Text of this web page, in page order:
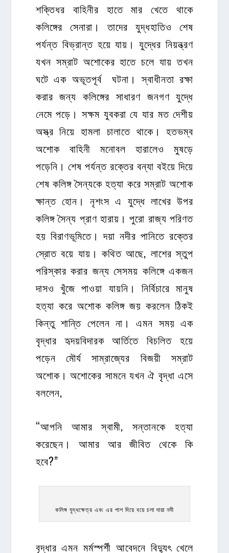
শক্তিধর বাহিনীর হাতে মার খেতে থাকে
কলিঙ্গের সেনারা। তাদের যুদ্ধহাতিও শেষ
পর্যন্ত বিভ্রান্ত হয়ে যায়। যুদ্ধের নিয়ন্ত্রণ
যখন সম্রাট অশোকের হাতে চলে যায় তখন
ঘটে এক অভূতপূর্ব ঘটনা। স্বাধীনতা রক্ষা
করার জন্য কলিঙ্গের সাধারণ জনগণ যুদ্ধে
নেমে পড়ে। সক্ষম যুবকরা যে যার মত দেশীয়
অস্ত্র নিয়ে হামলা চালাতে থাকে। হতভম্ব
অশোক বাহিনী মনোবল হারালেও মুষড়ে
পড়েনি। শেষ পর্যন্ত রক্তের বন্যা বইয়ে দিয়ে
শেষ কলিঙ্গ সৈন্যকে হত্যা করে সম্রাট অশোক
ক্ষান্ত হোন। নৃশংস এ যুদ্ধে লাখের উপর
কলিঙ্গ সৈন্য প্রাণ হারায়। পুরো রাজ্য পরিণত
হয় বিরাণভূমিতে। দয়া নদীর পানিতে রক্তের
স্রোত বয়ে যায়। কথিত আছে, লাশের স্তুপ
পরিস্কার করার জন্য সেসময় কলিঙ্গে একজন
দাসও খুঁজে পাওয়া যায়নি। নির্বিচারে মানুষ
হত্যা করে অশোক কলিঙ্গ জয় করলেন ঠিকই
কিন্তু শান্তি পেলেন না। এমন সময় এক
বৃদ্ধার হৃদয়বিদারক আর্তিতে বিচলিত হয়ে
পড়েন মৌর্য সাম্রাজ্যের বিজয়ী সম্রাট
অশোক। অশোকের সামনে যখন ঐ বৃদ্ধা এসে
বললেন,
“আপনি আমার স্বামী, সন্তানকে হত্যা
করেছেন। আমার আর জীবিত থেকে কি
হবে?”
কলিঙ্গ যুদ্ধক্ষেত্র এবং এর পাশ দিয়ে বয়ে চলা দায়া নদী
বৃদ্ধার এমন মর্মস্পর্শী আবেদনে বিদ্যুৎ খেলে